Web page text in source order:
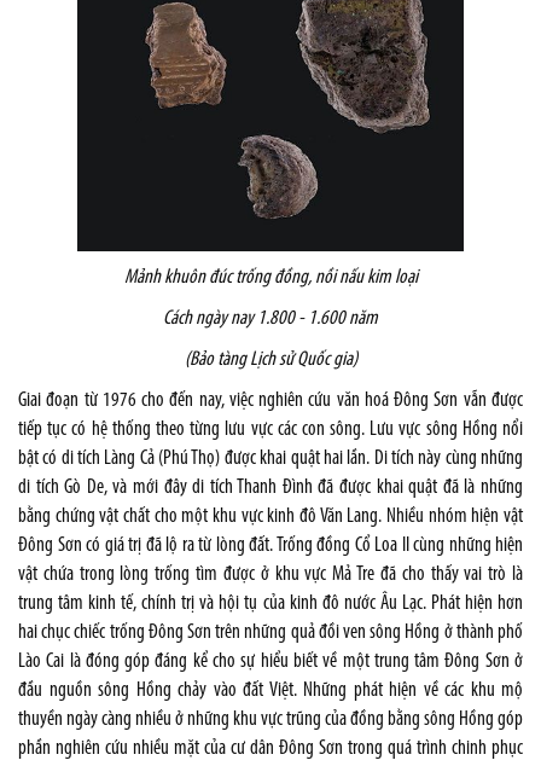
Mảnh khuôn đúc trống đồng, nồi nấu kim loại
Cách ngày nay 1.800 - 1.600 năm
(Bảo tàng Lịch sử Quốc gia)
Giai đoạn từ 1976 cho đến nay, việc nghiên cứu văn hoá Đông Sơn vẫn được
tiếp tục có hệ thống theo từng lưu vực các con sông. Lưu vực sông Hồng nổi
bật có di tích Làng Cả (Phú Thọ) được khai quật hai lần. Di tích này cùng những
di tích Gò De, và mới đây di tích Thanh Đình đã được khai quật đã là những
bằng chứng vật chất cho một khu vực kinh đô Văn Lang. Nhiều nhóm hiện vật
Đông Sơn có giá trị đã lộ ra từ lòng đất. Trống đồng Cổ Loa II cùng những hiện
vật chứa trong lòng trống tìm được ở khu vực Mả Tre đã cho thấy vai trò là
trung tâm kinh tế, chính trị và hội tụ của kinh đô nước Âu Lạc. Phát hiện hơn
hai chục chiếc trống Đông Sơn trên những quả đồi ven sông Hồng ở thành phố
Lào Cai là đóng góp đáng kể cho sự hiểu biết về một trung tâm Đông Sơn ở
đầu nguồn sông Hồng chảy vào đất Việt. Những phát hiện về các khu mộ
thuyền ngày càng nhiều ở những khu vực trũng của đồng bằng sông Hồng góp
phần nghiên cứu nhiều mặt của cư dân Đông Sơn trong quá trình chinh phục